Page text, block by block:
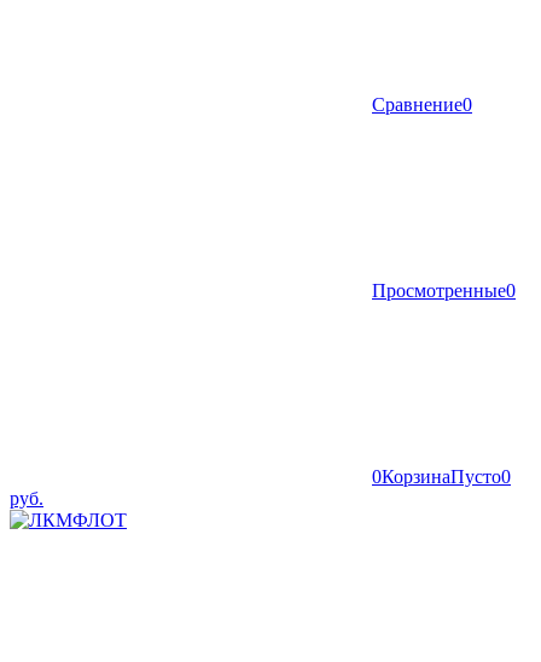
Сравнение0
Просмотренные0
0КорзинаПусто0
руб.